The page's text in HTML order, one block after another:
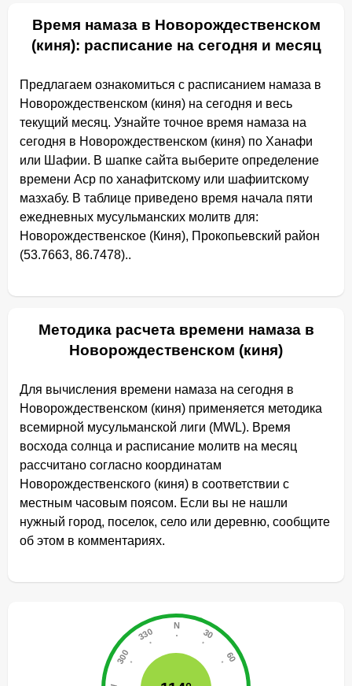
Время намаза в Новорождественском
(киня): расписание на сегодня и месяц
Предлагаем ознакомиться с расписанием намаза в
Новорождественском (киня) на сегодня и весь
текущий месяц. Узнайте точное время намаза на
сегодня в Новорождественском (киня) по Ханафи
или Шафии. В шапке сайта выберите определение
времени Аср по ханафитскому или шафиитскому
мазхабу. В таблице приведено время начала пяти
ежедневных мусульманских молитв для:
Новорождественское (Киня), Прокопьевcкий район
(53.7663, 86.7478)..
Методика расчета времени намаза в
Новорождественском (киня)
Для вычисления времени намаза на сегодня в
Новорождественском (киня) применяется методика
всемирной мусульманской лиги (MWL). Время
восхода солнца и расписание молитв на месяц
рассчитано согласно координатам
Новорождественского (киня) в соответствии с
местным часовым поясом. Если вы не нашли
нужный город, поселок, село или деревню, сообщите
об этом в комментариях.